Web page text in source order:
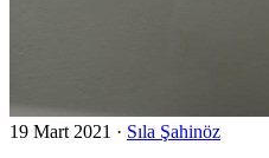
19 Mart 2021 · Sıla Şahinöz